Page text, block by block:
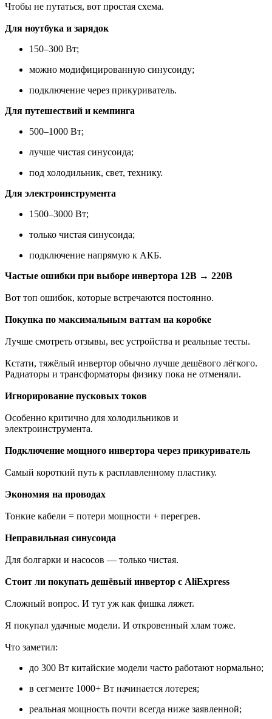
Чтобы не путаться, вот простая схема.
Для ноутбука и зарядок
150–300 Вт;
можно модифицированную синусоиду;
подключение через прикуриватель.
Для путешествий и кемпинга
500–1000 Вт;
лучше чистая синусоида;
под холодильник, свет, технику.
Для электроинструмента
1500–3000 Вт;
только чистая синусоида;
подключение напрямую к АКБ.
Частые ошибки при выборе инвертора 12В → 220В
Вот топ ошибок, которые встречаются постоянно.
Покупка по максимальным ваттам на коробке
Лучше смотреть отзывы, вес устройства и реальные тесты.
Кстати, тяжёлый инвертор обычно лучше дешёвого лёгкого.
Радиаторы и трансформаторы физику пока не отменяли.
Игнорирование пусковых токов
Особенно критично для холодильников и
электроинструмента.
Подключение мощного инвертора через прикуриватель
Самый короткий путь к расплавленному пластику.
Экономия на проводах
Тонкие кабели = потери мощности + перегрев.
Неправильная синусоида
Для болгарки и насосов — только чистая.
Стоит ли покупать дешёвый инвертор с AliExpress
Сложный вопрос. И тут уж как фишка ляжет.
Я покупал удачные модели. И откровенный хлам тоже.
Что заметил:
до 300 Вт китайские модели часто работают нормально;
в сегменте 1000+ Вт начинается лотерея;
реальная мощность почти всегда ниже заявленной;